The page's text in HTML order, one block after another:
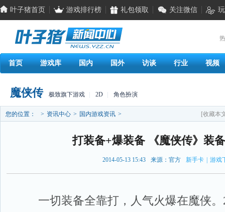
叶子猪首页 游戏排行榜 礼包领取 关注微信
首页 游戏库 国内 国外 访谈 行业 视频
魔侠传 极致旗下游戏 2D 角色扮演
您的位置： > 资讯中心 > 国内游戏资讯 > [收藏本
打装备+爆装备 《魔侠传》装
2014-05-13 15:43 来源：官方 新手卡 游戏
一切装备全靠打，人气火爆在魔侠。